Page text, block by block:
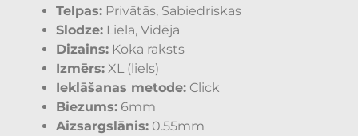
Telpas: Privātās, Sabiedriskas
Slodze: Liela, Vidēja
Dizains: Koka raksts
Izmērs: XL (liels)
Ieklāšanas metode: Click
Biezums: 6mm
Aizsargslānis: 0.55mm